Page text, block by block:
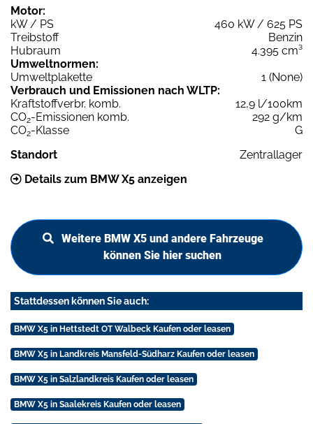
Motor:
kW / PS
460 kW / 625 PS
Treibstoff
Benzin
Hubraum
4.395 cm³
Umweltnormen:
Umweltplakette
1 (None)
Verbrauch und Emissionen nach WLTP:
Kraftstoffverbr. komb.
12,9 l/100km
CO2-Emissionen komb.
292 g/km
CO2-Klasse
G
Standort
Zentrallager
Details zum BMW X5 anzeigen
Weitere BMW X5 und andere Fahrzeuge
können Sie hier suchen
Stattdessen können Sie auch:
BMW X5 in Hettstedt OT Walbeck Kaufen oder leasen
BMW X5 in Landkreis Mansfeld-Südharz Kaufen oder leasen
BMW X5 in Salzlandkreis Kaufen oder leasen
BMW X5 in Saalekreis Kaufen oder leasen